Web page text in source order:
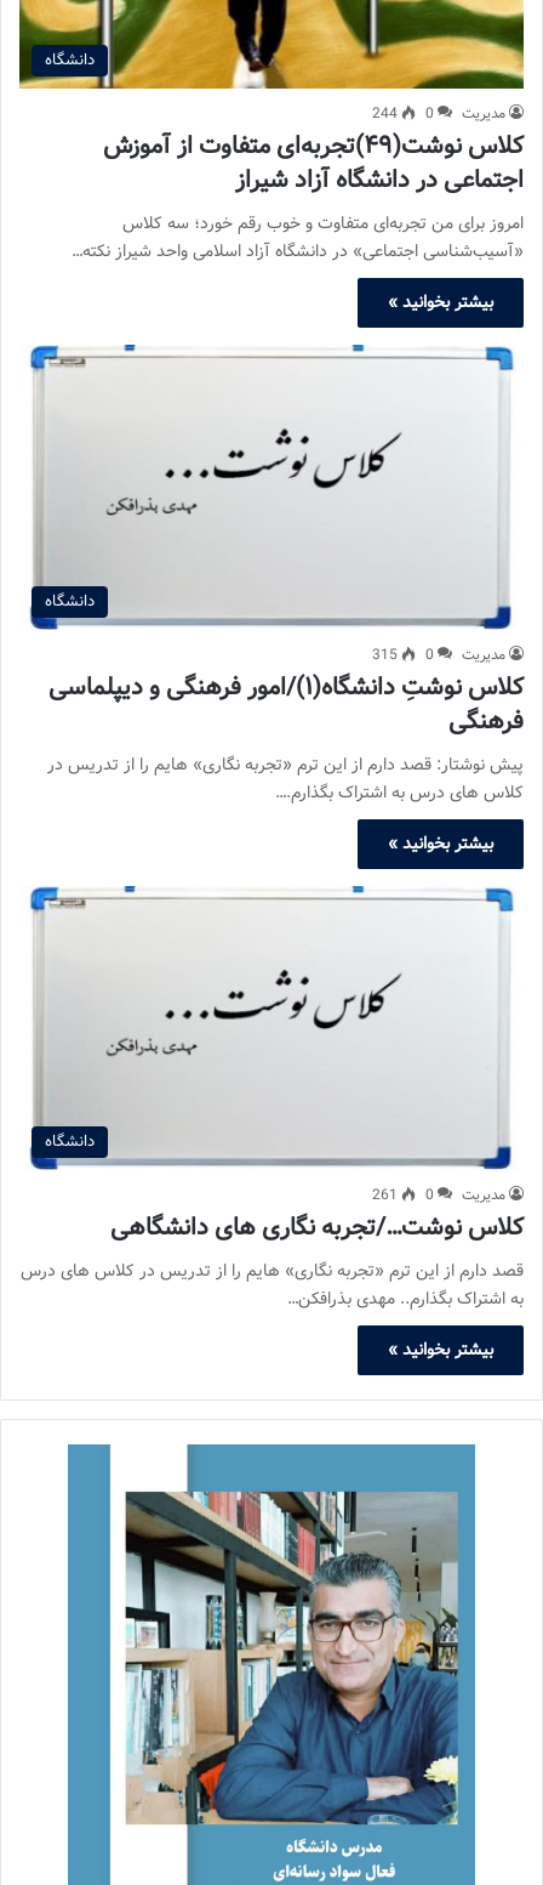
دانشگاه
مدیریت 0
244
کلاس نوشت(۴۹)تجربه‌ای متفاوت از آموزش
اجتماعی در دانشگاه آزاد شیراز
امروز برای من تجربه‌ای متفاوت و خوب رقم خورد؛ سه کلاس
«آسیب‌شناسی اجتماعی» در دانشگاه آزاد اسلامی واحد شیراز نکته…
بیشتر بخوانید »
دانشگاه
مدیریت 0
315
کلاس نوشتِ دانشگاه(۱)/امور فرهنگی و دیپلماسی
فرهنگی
پیش نوشتار: قصد دارم از این ترم «تجربه نگاری» هایم را از تدریس در
کلاس های درس به اشتراک بگذارم.…
بیشتر بخوانید »
دانشگاه
مدیریت 0
261
کلاس نوشت…/تجربه نگاری های دانشگاهی
قصد دارم از این ترم «تجربه نگاری» هایم را از تدریس در کلاس های درس
به اشتراک بگذارم.. مهدی بذرافکن…
بیشتر بخوانید »